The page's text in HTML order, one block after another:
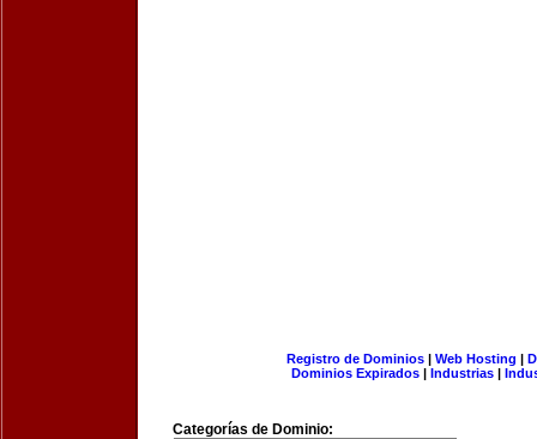
Registro de Dominios| Web Hosting |
Dominios Expirados | Industrias |
Categorías de Dominio: